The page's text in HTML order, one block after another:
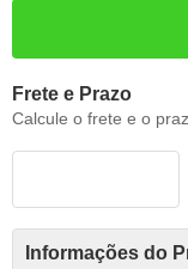
Frete e Prazo
Calcule o frete e o
Informações do